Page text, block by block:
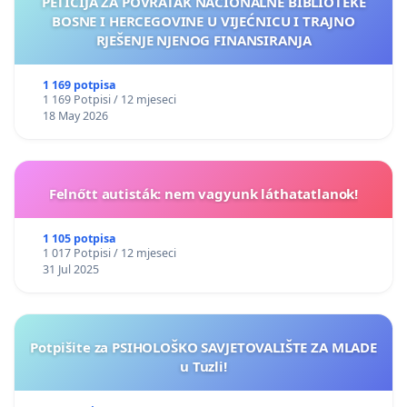
BOSNE I HERCEGOVINE U VIJEĆNICU I TRAJNO
RJEŠENJE NJENOG FINANSIRANJA
1 169 potpisa
1 169 Potpisi / 12 mjeseci
18 May 2026
Felnőtt autisták: nem vagyunk láthatatlanok!
1 105 potpisa
1 017 Potpisi / 12 mjeseci
31 Jul 2025
Potpišite za PSIHOLOŠKO SAVJETOVALIŠTE ZA MLADE
u Tuzli!